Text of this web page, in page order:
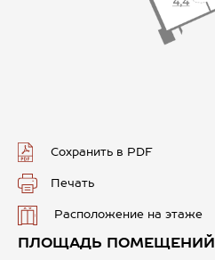
Сохранить в PDF
Печать
Расположение на этаже
ПЛОЩАДЬ ПОМЕЩЕНИЙ